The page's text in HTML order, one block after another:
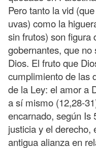
Pero tanto la vid
uvas) como la
sin frutos) son figura
gobernantes, que
Dios. El fruto que
cumplimiento de las
de la Ley: el amor a
a sí mismo (12,28-
encarnado, según Is
justicia y el derecho,
antigua alianza en